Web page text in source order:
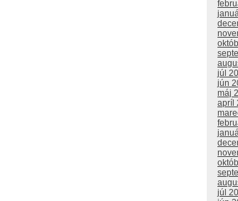
júl
jún
máj
apríl
júl